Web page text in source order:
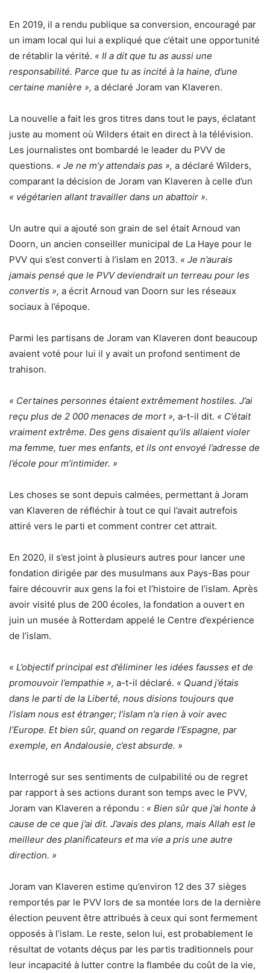
En 2019, il a rendu publique sa conversion, encouragé par
un imam local qui lui a expliqué que c’était une opportunité
de rétablir la vérité. « Il a dit que tu as aussi une
responsabilité. Parce que tu as incité à la haine, d’une
certaine manière », a déclaré Joram van Klaveren.
La nouvelle a fait les gros titres dans tout le pays, éclatant
juste au moment où Wilders était en direct à la télévision.
Les journalistes ont bombardé le leader du PVV de
questions. « Je ne m’y attendais pas », a déclaré Wilders,
comparant la décision de Joram van Klaveren à celle d’un
« végétarien allant travailler dans un abattoir ».
Un autre qui a ajouté son grain de sel était Arnoud van
Doorn, un ancien conseiller municipal de La Haye pour le
PVV qui s’est converti à l’islam en 2013. « Je n’aurais
jamais pensé que le PVV deviendrait un terreau pour les
convertis », a écrit Arnoud van Doorn sur les réseaux
sociaux à l’époque.
Parmi les partisans de Joram van Klaveren dont beaucoup
avaient voté pour lui il y avait un profond sentiment de
trahison.
« Certaines personnes étaient extrêmement hostiles. J’ai
reçu plus de 2 000 menaces de mort », a-t-il dit. « C’était
vraiment extrême. Des gens disaient qu’ils allaient violer
ma femme, tuer mes enfants, et ils ont envoyé l’adresse de
l’école pour m’intimider. »
Les choses se sont depuis calmées, permettant à Joram
van Klaveren de réfléchir à tout ce qui l’avait autrefois
attiré vers le parti et comment contrer cet attrait.
En 2020, il s’est joint à plusieurs autres pour lancer une
fondation dirigée par des musulmans aux Pays-Bas pour
faire découvrir aux gens la foi et l’histoire de l’islam. Après
avoir visité plus de 200 écoles, la fondation a ouvert en
juin un musée à Rotterdam appelé le Centre d’expérience
de l’islam.
« L’objectif principal est d’éliminer les idées fausses et de
promouvoir l’empathie », a-t-il déclaré. « Quand j’étais
dans le parti de la Liberté, nous disions toujours que
l’islam nous est étranger; l’islam n’a rien à voir avec
l’Europe. Et bien sûr, quand on regarde l’Espagne, par
exemple, en Andalousie, c’est absurde. »
Interrogé sur ses sentiments de culpabilité ou de regret
par rapport à ses actions durant son temps avec le PVV,
Joram van Klaveren a répondu : « Bien sûr que j’ai honte à
cause de ce que j’ai dit. J’avais des plans, mais Allah est le
meilleur des planificateurs et ma vie a pris une autre
direction. »
Joram van Klaveren estime qu’environ 12 des 37 sièges
remportés par le PVV lors de sa montée lors de la dernière
élection peuvent être attribués à ceux qui sont fermement
opposés à l’islam. Le reste, selon lui, est probablement le
résultat de votants déçus par les partis traditionnels pour
leur incapacité à lutter contre la flambée du coût de la vie,